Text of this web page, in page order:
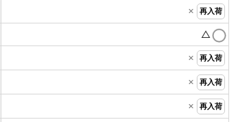
× 再入荷
△
× 再入荷
× 再入荷
× 再入荷